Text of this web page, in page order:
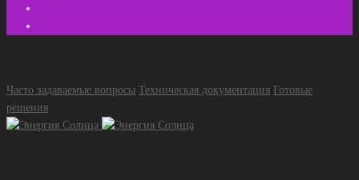
Часто задаваемые вопросы Техническая документация Готовые
решения